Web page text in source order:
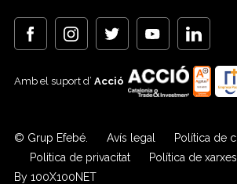
Amb el suport d’ Acció
© Grup Efebé. Avís legal
Política de
Politica de privacitat
Política de
By 100X100NET